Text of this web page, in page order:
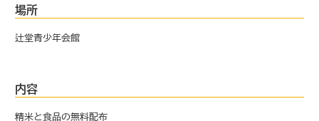
場所
辻堂青少年会館
内容
精米と食品の無料配布